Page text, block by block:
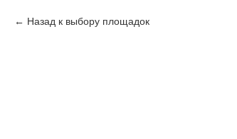
Назад к выбору площадок